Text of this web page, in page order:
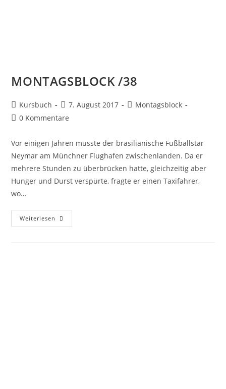
MONTAGSBLOCK /38
Kursbuch 7. August 2017
Montagsblock
0 Kommentare
Vor einigen Jahren musste der brasilianische Fußballstar
Neymar am Münchner Flughafen zwischenlanden. Da er
mehrere Stunden zu überbrücken hatte, gleichzeitig aber
Hunger und Durst verspürte, fragte er einen Taxifahrer,
wo…
Weiterlesen